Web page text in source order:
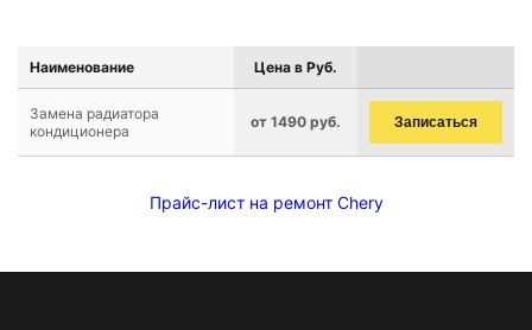
Наименование Цена в Руб.
Замена радиатора
кондиционера
от 1490 руб. Записаться
Прайс-лист на ремонт Chery